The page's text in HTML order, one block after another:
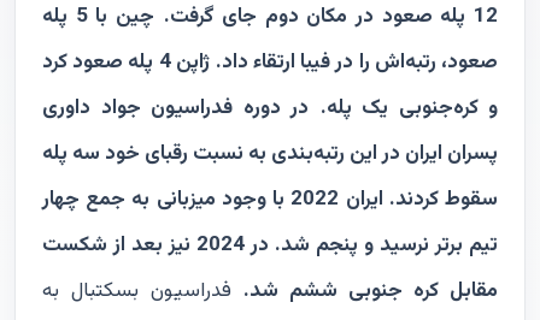
12 پله صعود در مکان دوم جای گرفت.
چین با 5 پله
صعود، رتبه‌اش را در فیبا ارتقاء داد.
ژاپن 4 پله صعود کرد
و کره‌جنوبی یک پله. در دوره فدراسیون جواد داوری
پسران ایران در این رتبه‌بندی به نسبت رقبای خود سه پله
سقوط کردند. ایران 2022 با وجود میزبانی به جمع چهار
تیم برتر نرسید و پنجم شد. در 2024 نیز بعد از شکست
مقابل کره جنوبی ششم شد. فدراسیون بسکتبال به